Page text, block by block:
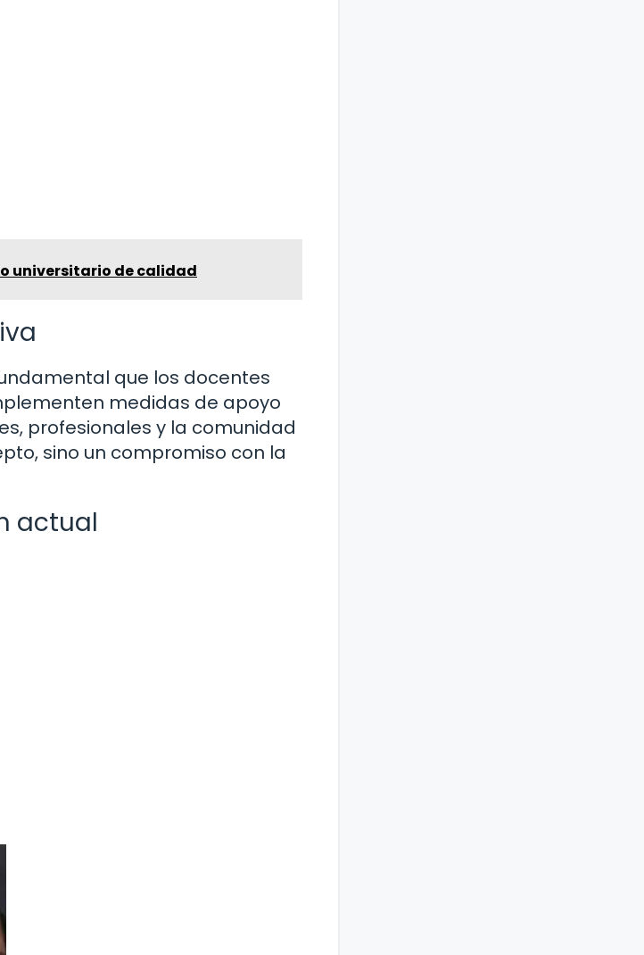
universitario de calidad
que los docentes
medidas de apoyo
profesionales y la comunidad
sino un compromiso con la
actual